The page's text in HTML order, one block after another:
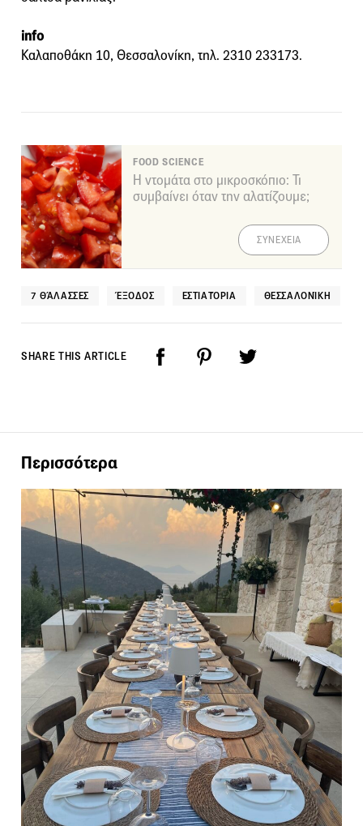
info
Καλαποθάκη 10, Θεσσαλονίκη, τηλ. 2310 233173.
FOOD SCIENCE
Η ντομάτα στο μικροσκόπιο: Τι
συμβαίνει όταν την αλατίζουμε;
ΣΥΝΕΧΕΙΑ
7 ΘΆΛΑΣΣΕΣ ΈΞΟΔΟΣ ΕΣΤΙΑΤΌΡΙΑ ΘΕΣΣΑΛΟΝΊΚΗ
SHARE THIS ARTICLE
Περισσότερα